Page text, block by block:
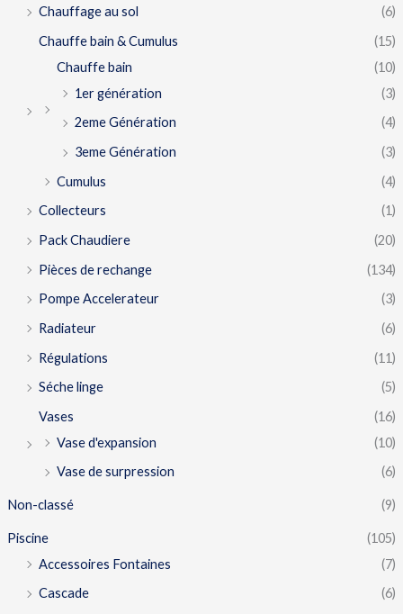
Chauffage au sol
(6)
Chauffe bain & Cumulus
(15)
Chauffe bain
(10)
1er génération
(3)
2eme Génération
(4)
3eme Génération
(3)
Cumulus
(4)
Collecteurs
(1)
Pack Chaudiere
(20)
Pièces de rechange
(134)
Pompe Accelerateur
(3)
Radiateur
(6)
Régulations
(11)
Séche linge
(5)
Vases
(16)
Vase d'expansion
(10)
Vase de surpression
(6)
Non-classé (9)
Piscine
(105)
Accessoires Fontaines
(7)
Cascade
(6)